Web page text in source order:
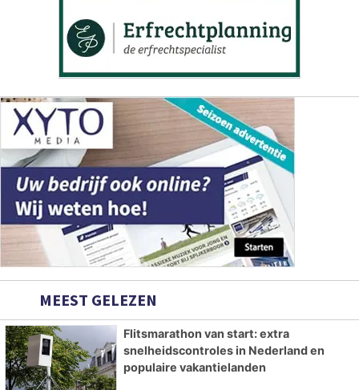
MEEST GELEZEN
Flitsmarathon van start: extra
snelheidscontroles in Nederland en
populaire vakantielanden